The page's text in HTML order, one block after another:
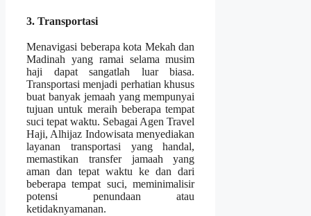
3. Transportasi
Menavigasi beberapa kota Mekah dan
Madinah yang ramai selama musim
haji dapat sangatlah luar biasa.
Transportasi menjadi perhatian khusus
buat banyak jemaah yang mempunyai
tujuan untuk meraih beberapa tempat
suci tepat waktu. Sebagai Agen Travel
Haji, Alhijaz Indowisata menyediakan
layanan transportasi yang handal,
memastikan transfer jamaah yang
aman dan tepat waktu ke dan dari
beberapa tempat suci, meminimalisir
potensi penundaan atau
ketidaknyamanan.